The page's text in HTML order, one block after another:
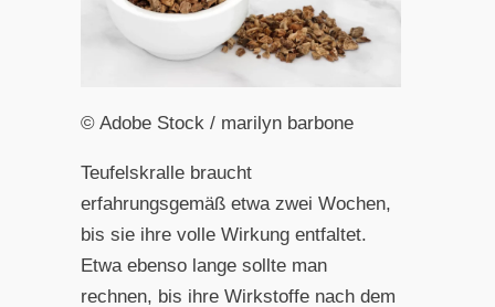
© Adobe Stock / marilyn barbone
Teufelskralle braucht
erfahrungsgemäß etwa zwei Wochen,
bis sie ihre volle Wirkung entfaltet.
Etwa ebenso lange sollte man
rechnen, bis ihre Wirkstoffe nach dem